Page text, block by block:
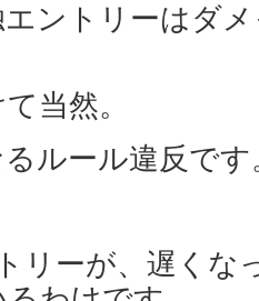
ントリーはダ
当然。
ルール違反です
リーが、遅くな